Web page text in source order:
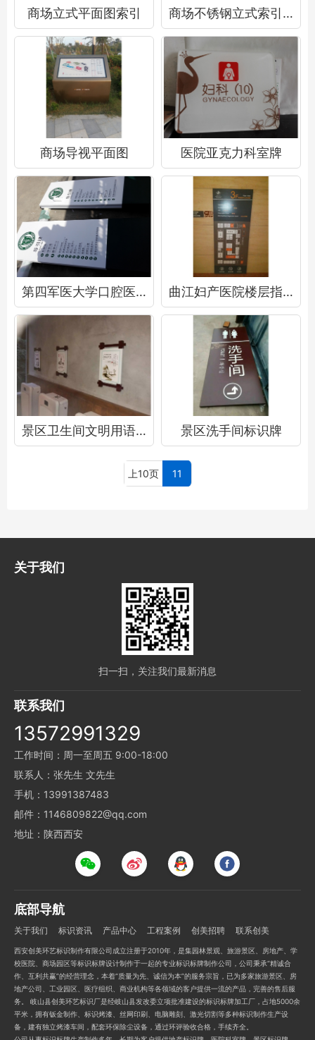
商场立式平面图索引 商场不锈钢立式索引指示牌
商场导视平面图 医院亚克力科室牌
第四军医大学口腔医院索引指示牌 曲江妇产医院楼层指示牌
景区卫生间文明用语提示牌 景区洗手间标识牌
上10页 11
关于我们
扫一扫，关注我们最新消息
联系我们
13572991329
工作时间：周一至周五 9:00-18:00
联系人：张先生 文先生
手机：13991387483
邮件：1146809822@qq.com
地址：陕西西安
底部导航
关于我们 标识资讯 产品中心 工程案例 创美招聘 联系创美
西安创美环艺标识制作有限公司成立注册于2010年，是集园林景观、旅游景区、房地产、学
校医院、商场园区等标识标牌设计制作于一起的专业标识标牌制作公司，公司秉承“精诚合
作、互利共赢”的经营理念，本着“质量为先、诚信为本”的服务宗旨，已为多家旅游景区、房
地产公司、工业园区、医疗组织、商业机构等各领域的客户提供一流的产品，完善的售后服
务。 岐山县创美环艺标识厂是经岐山县发改委立项批准建设的标识标牌加工厂，占地5000余
平米，拥有钣金制作、标识烤漆、丝网印刷、电脑雕刻、激光切割等多种标识制作生产设
备，建有独立烤漆车间，配套环保除尘设备，通过环评验收合格，手续齐全。